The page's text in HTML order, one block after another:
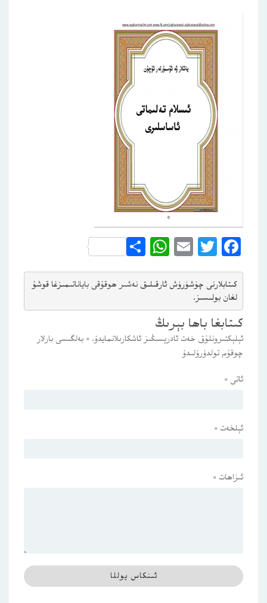
Facebook
Twitter
Email
WhatsApp
Share
كىتابلارنى چۈشۈرۈش ئارقىلىق نەشىر ھوقۇقى باياناتىمىزغا قوشۇ
لغان بولىسىز.
كىتابغا باھا بېرىڭ
ئېلېكتىرونلۇق خەت ئادرېسىڭىز ئاشكارىلانمايدۇ. * بەلگىسى بارلار
چوقۇم تولدۇرۇلىدۇ
ئاتى *
ئېلخەت *
ئىزاھات *